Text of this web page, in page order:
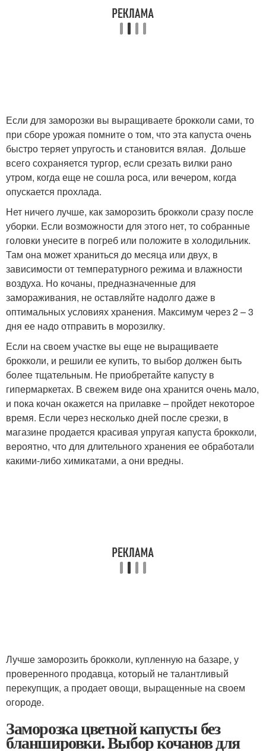
Если для заморозки вы выращиваете брокколи сами, то
при сборе урожая помните о том, что эта капуста очень
быстро теряет упругость и становится вялая. Дольше
всего сохраняется тургор, если срезать вилки рано
утром, когда еще не сошла роса, или вечером, когда
опускается прохлада.
Нет ничего лучше, как заморозить брокколи сразу после
уборки. Если возможности для этого нет, то собранные
головки унесите в погреб или положите в холодильник.
Там она может храниться до месяца или двух, в
зависимости от температурного режима и влажности
воздуха. Но кочаны, предназначенные для
замораживания, не оставляйте надолго даже в
оптимальных условиях хранения. Максимум через 2 – 3
дня ее надо отправить в морозилку.
Если на своем участке вы еще не выращиваете
брокколи, и решили ее купить, то выбор должен быть
более тщательным. Не приобретайте капусту в
гипермаркетах. В свежем виде она хранится очень мало,
и пока кочан окажется на прилавке – пройдет некоторое
время. Если через несколько дней после срезки, в
магазине продается красивая упругая капуста брокколи,
вероятно, что для длительного хранения ее обработали
какими-либо химикатами, а они вредны.
Лучше заморозить брокколи, купленную на базаре, у
проверенного продавца, который не талантливый
перекупщик, а продает овощи, выращенные на своем
огороде.
Заморозка цветной капусты без
бланшировки. Выбор кочанов для